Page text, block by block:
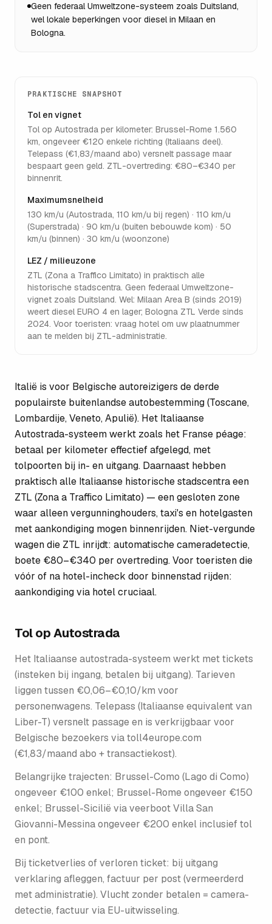
Geen federaal Umweltzone-systeem zoals Duitsland,
wel lokale beperkingen voor diesel in Milaan en
Bologna.
PRAKTISCHE SNAPSHOT
Tol en vignet
Tol op Autostrada per kilometer: Brussel-Rome 1.560
km, ongeveer €120 enkele richting (Italiaans deel).
Telepass (€1,83/maand abo) versnelt passage maar
bespaart geen geld. ZTL-overtreding: €80–€340 per
binnenrit.
Maximumsnelheid
130 km/u (Autostrada, 110 km/u bij regen) · 110 km/u
(Superstrada) · 90 km/u (buiten bebouwde kom) · 50
km/u (binnen) · 30 km/u (woonzone)
LEZ / milieuzone
ZTL (Zona a Traffico Limitato) in praktisch alle
historische stadscentra. Geen federaal Umweltzone-
vignet zoals Duitsland. Wel: Milaan Area B (sinds 2019)
weert diesel EURO 4 en lager; Bologna ZTL Verde sinds
2024. Voor toeristen: vraag hotel om uw plaatnummer
aan te melden bij ZTL-administratie.
Italië is voor Belgische autoreizigers de derde
populairste buitenlandse autobestemming (Toscane,
Lombardije, Veneto, Apulië). Het Italiaanse
Autostrada-systeem werkt zoals het Franse péage:
betaal per kilometer effectief afgelegd, met
tolpoorten bij in- en uitgang. Daarnaast hebben
praktisch alle Italiaanse historische stadscentra een
ZTL (Zona a Traffico Limitato) — een gesloten zone
waar alleen vergunninghouders, taxi's en hotelgasten
met aankondiging mogen binnenrijden. Niet-vergunde
wagen die ZTL inrijdt: automatische cameradetectie,
boete €80–€340 per overtreding. Voor toeristen die
vóór of na hotel-incheck door binnenstad rijden:
aankondiging via hotel cruciaal.
Tol op Autostrada
Het Italiaanse autostrada-systeem werkt met tickets
(insteken bij ingang, betalen bij uitgang). Tarieven
liggen tussen €0,06–€0,10/km voor
personenwagens. Telepass (Italiaanse equivalent van
Liber-T) versnelt passage en is verkrijgbaar voor
Belgische bezoekers via toll4europe.com
(€1,83/maand abo + transactiekost).
Belangrijke trajecten: Brussel-Como (Lago di Como)
ongeveer €100 enkel; Brussel-Rome ongeveer €150
enkel; Brussel-Sicilië via veerboot Villa San
Giovanni-Messina ongeveer €200 enkel inclusief tol
en pont.
Bij ticketverlies of verloren ticket: bij uitgang
verklaring afleggen, factuur per post (vermeerderd
met administratie). Vlucht zonder betalen = camera-
detectie, factuur via EU-uitwisseling.